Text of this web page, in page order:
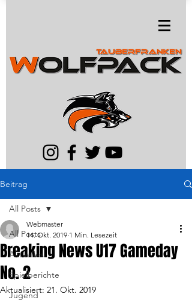
Beitrag
All Posts
Aktuelles
Spielberichte
Jugend
All Posts
Breaking News U17 Gameday
No. 2
Webmaster
14. Okt. 2019 1 Min. Lesezeit
Aktualisiert: 21. Okt. 2019